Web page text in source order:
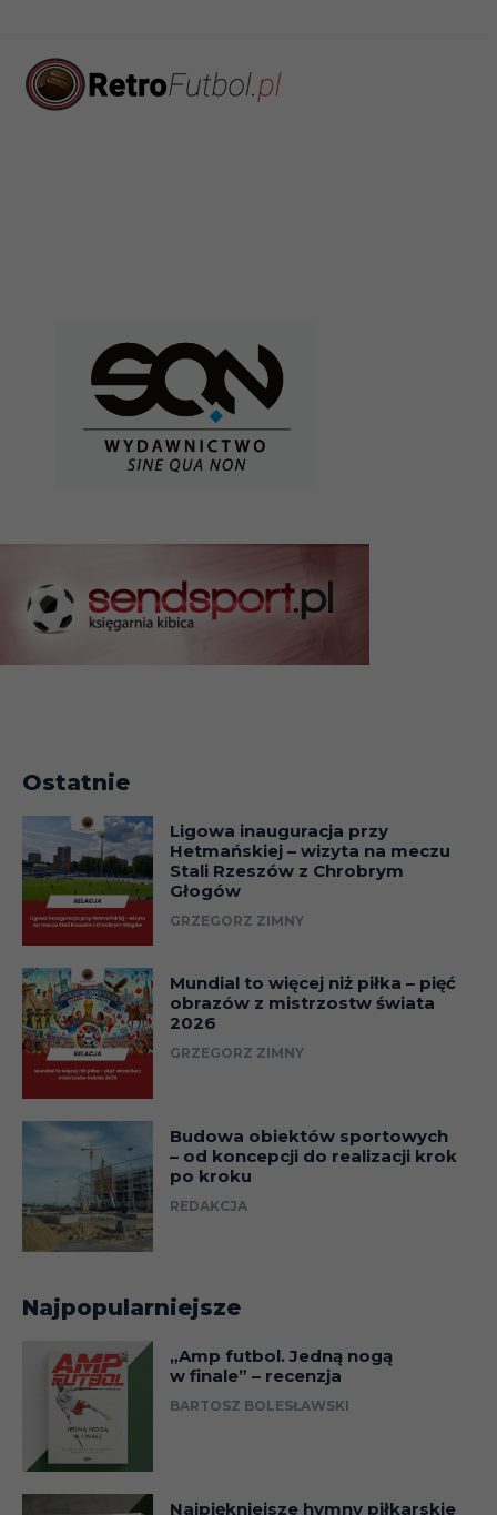
Ostatnie
Ligowa inauguracja przy
Hetmańskiej – wizyta na meczu
Stali Rzeszów z Chrobrym
Głogów
GRZEGORZ ZIMNY
Mundial to więcej niż piłka – pięć
obrazów z mistrzostw świata
2026
GRZEGORZ ZIMNY
Budowa obiektów sportowych
– od koncepcji do realizacji krok
po kroku
REDAKCJA
Najpopularniejsze
„Amp futbol. Jedną nogą
w finale” – recenzja
BARTOSZ BOLESŁAWSKI
Najpiękniejsze hymny piłkarskie